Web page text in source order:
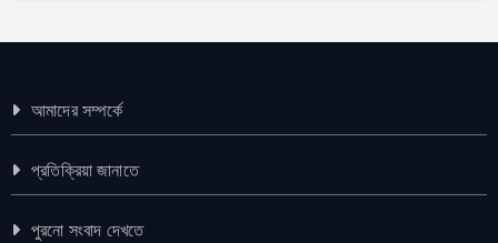
আমাদের সম্পর্কে
প্রতিক্রিয়া জানাতে
পুরনো সংবাদ দেখতে